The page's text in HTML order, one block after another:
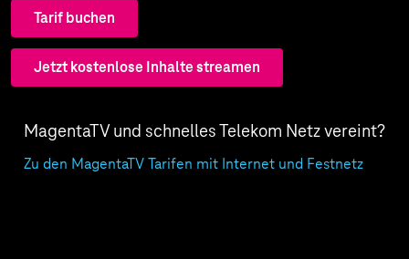
Tarif buchen
Jetzt kostenlose Inhalte streamen
MagentaTV und schnelles Telekom Netz vereint?
Zu den MagentaTV Tarifen mit Internet und Festnetz